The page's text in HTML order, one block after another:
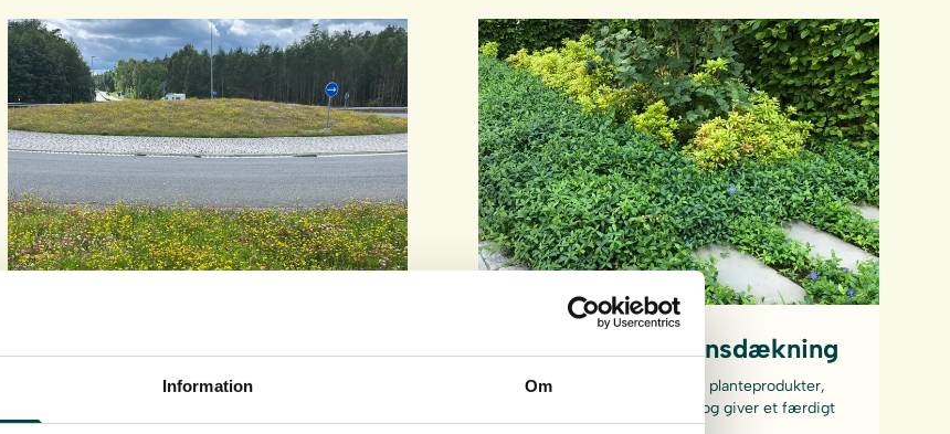
Information Om
Vegetation til vejarelaer
Plantning ved vejen stiller høje krav til
velegnede.
Hurtig vegetationsdækning
Udforsk vores færdiggroede planteprodukter,
som er nemme at anlægge og giver et færdigt
resultat fra første dag.